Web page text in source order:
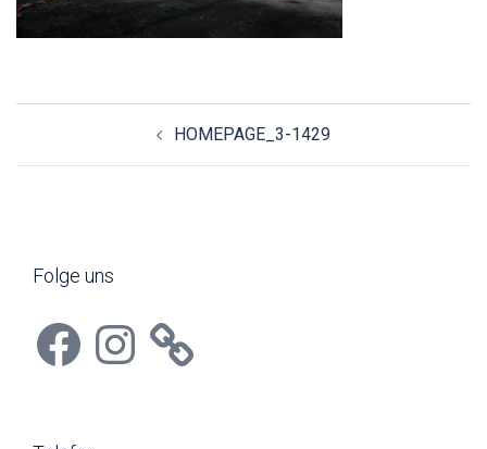
HOMEPAGE_3-1429
Folge uns
FacebookInstagram